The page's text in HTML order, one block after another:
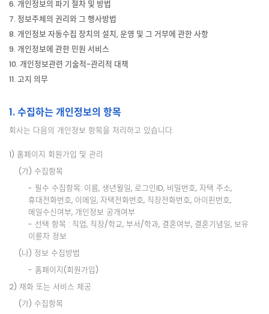
6. 개인정보의 파기 절차 및 방법
7. 정보주체의 권리와 그 행사방법
8. 개인정보 자동수집 장치의 설치, 운영 및 그 거부에 관한 사항
9. 개인정보에 관한 민원 서비스
10. 개인정보관련 기술적-관리적 대책
11. 고지 의무
1. 수집하는 개인정보의 항목
회사는 다음의 개인정보 항목을 처리하고 있습니다.
1) 홈페이지 회원가입 및 관리
(가) 수집항목
- 필수 수집항목: 이름, 생년월일, 로그인ID, 비밀번호, 자택 주소,
휴대전화번호, 이메일, 자택전화번호, 직장전화번호, 아이핀번호,
메일수신여부, 개인정보 공개여부
- 선택 항목 : 직업, 직장/학교, 부서/학과, 결혼여부, 결혼기념일, 보유
이륜차 정보
(나) 정보 수집방법
- 홈페이지(회원가입)
2) 재화 또는 서비스 제공
(가) 수집항목